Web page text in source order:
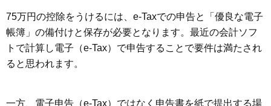
75万円の控除をうけるには、e-Taxでの申告と「優良な電子
帳簿」の備付けと保存が必要となります。最近の会計ソフ
トで計算し電子（e-Tax）で申告することで要件は満たされ
ると思われます。
一方、電子申告（e-Tax）ではなく申告書を紙で提出する場